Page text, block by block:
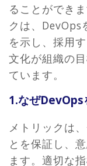
ることができ
クは、DevOps
を示し、採用
文化が組織の
ています。
1.なぜDevOps
メトリックは
とを保証し、
ます。適切な